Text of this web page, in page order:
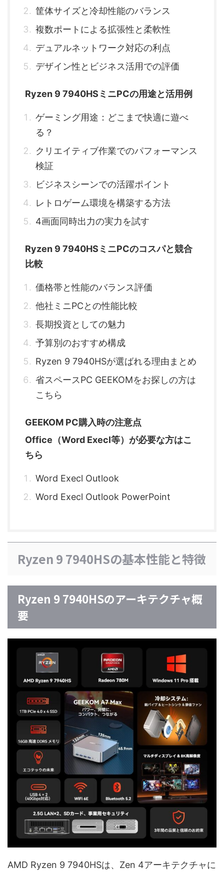
筐体サイズと冷却性能のバランス
複数ポートによる拡張性と柔軟性
デュアルネットワーク対応の利点
デザイン性とビジネス活用での評価
Ryzen 9 7940HSミニPCの用途と活用例
ゲーミング用途：どこまで快適に遊べ
る？
クリエイティブ作業でのパフォーマンス
検証
ビジネスシーンでの活躍ポイント
レトロゲーム環境を構築する方法
4画面同時出力の実力を試す
Ryzen 9 7940HSミニPCのコスパと競合
比較
価格帯と性能のバランス評価
他社ミニPCとの性能比較
長期投資としての魅力
予算別のおすすめ構成
Ryzen 9 7940HSが選ばれる理由まとめ
省スペースPC GEEKOMをお探しの方は
こちら
GEEKOM PC購入時の注意点
Office（Word Execl等）が必要な方はこ
ちら
Word Execl Outlook
Word Execl Outlook PowerPoint
Ryzen 9 7940HSの基本性能と特徴
Ryzen 9 7940HSのアーキテクチャ概
要
AMD Ryzen 9 7940HSは、Zen 4アーキテクチャに